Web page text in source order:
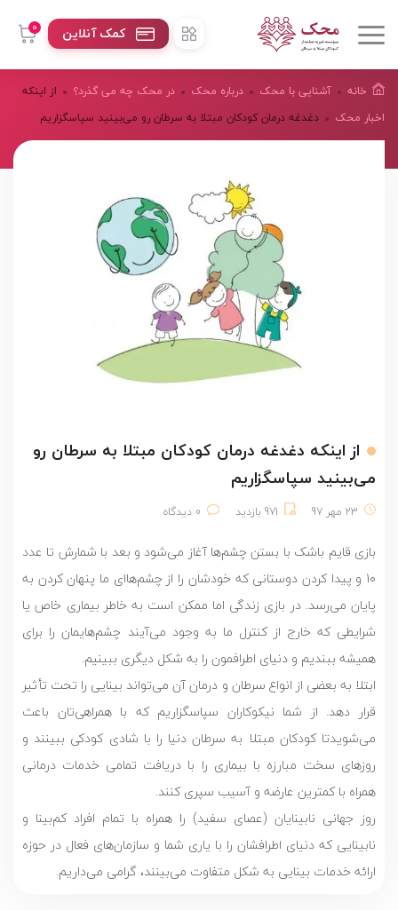
0 کمک آنلاین
خانه آشنایی با محک درباره محک
در محک چه می گذرد؟
اخبار محک
از اینکه
دغدغه درمان کودکان مبتلا به سرطان رو می‌بینید سپاسگزاریم
از اینکه دغدغه درمان کودکان مبتلا به سرطان رو
می‌بینید سپاسگزاریم
23 مهر 97 971 بازدید 0 دیدگاه
بازی قایم باشک با بستن چشم‌ها آغاز می‌شود و بعد با شمارش تا عدد
10 و پیدا کردن دوستانی که خودشان را از چشم‌هاای ما پنهان کردن به
پایان می‌رسد. در بازی زندگی اما ممکن است به خاطر بیماری خاص یا
شرایطی که خارج از کنترل ما به وجود می‌آیند چشم‌هایمان را برای
همیشه ببندیم و دنیای اطرافمون را به شکل دیگری ببینیم.
ابتلا به بعضی از انواع سرطان و درمان آن می‌تواند بینایی را تحت تأثیر
قرار دهد. از شما نیکوکاران سپاسگزاریم که با همراهی‌تان باعث
می‌شویدتا کودکان مبتلا به سرطان دنیا را با شادی کودکی ببینند و
روزهای سخت مبارزه با بیماری را با دریافت تمامی خدمات درمانی
همراه با کمترین عارضه و آسیب سپری کنند.
روز جهانی نابینایان (عصای سفید) را همراه با تمام افراد کم‌بینا و
نابینایی که دنیای اطرافشان را با یاری شما و سازمان‌های فعال در حوزه
ارائه خدمات بینایی به شکل متفاوت می‌بینند، گرامی می‌داریم.